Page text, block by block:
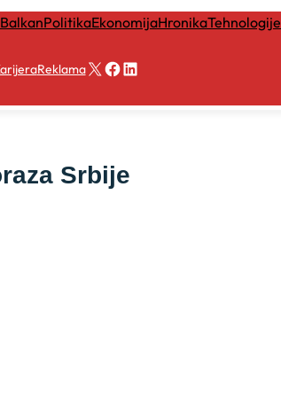
BalkanPolitikaEkonomijaHronikaTehnologije
ReklamaX Facebook
LinkedIn
Srbije